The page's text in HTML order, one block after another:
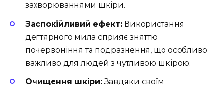
захворюваннями шкіри.
Заспокійливий ефект: Використання
дегтярного мила сприяє зняттю
почервоніння та подразнення, що особливо
важливо для людей з чутливою шкірою.
Очищення шкіри:Завдяки своїм